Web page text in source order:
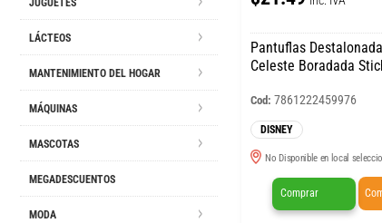
JUGUETES
LÁCTEOS
MANTENIMIENTO DEL HOGAR
MÁQUINAS
MASCOTAS
MEGADESCUENTOS
MODA
Pantuflas Destalonadas De
Celeste Boradada
Cod: 7861222459976
DISNEY
No Disponible en local
Comprar